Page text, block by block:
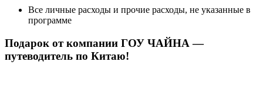
Все личные расходы и прочие расходы, не указанные в
программе
Подарок от компании ГОУ ЧАЙНА —
путеводитель по Китаю!